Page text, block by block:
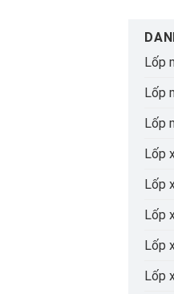
Lốp
Lốp
Lốp
Lốp
Lốp
Lốp
Lốp
Lốp